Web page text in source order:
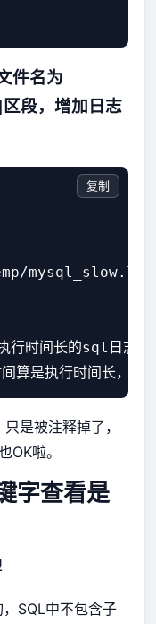
件名为
段，增加日志
时间长的sql日志目
复制
是被注释掉了，
OK啦。
字查看是
SQL中不包含子